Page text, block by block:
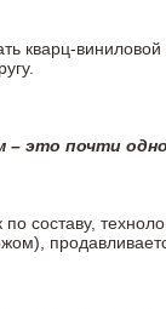
кварц-
– это почти
составу,